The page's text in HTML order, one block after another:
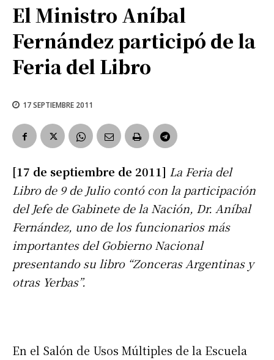
El Ministro Aníbal
Fernández participó de la
Feria del Libro
17 SEPTIEMBRE 2011
[17 de septiembre de 2011] La Feria del
Libro de 9 de Julio contó con la participación
del Jefe de Gabinete de la Nación, Dr. Aníbal
Fernández, uno de los funcionarios más
importantes del Gobierno Nacional
presentando su libro “Zonceras Argentinas y
otras Yerbas”.
En el Salón de Usos Múltiples de la Escuela